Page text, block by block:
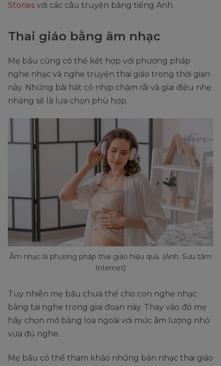
Stories với các câu truyện bằng tiếng Anh.
Thai giáo bằng âm nhạc
Mẹ bầu cũng có thể kết hợp với phương pháp
nghe nhạc và nghe truyện thai giáo trong thời gian
này. Những bài hát có nhịp chậm rãi và giai điệu nhẹ
nhàng sẽ là lựa chọn phù hợp.
Âm nhạc là phương pháp thai giáo hiệu quả. (Ảnh: Sưu tầm
Internet)
Tuy nhiên mẹ bầu chưa thể cho con nghe nhạc
bằng tai nghe trong giai đoạn này. Thay vào đó mẹ
hãy chọn mở bằng loa ngoài với mức âm lượng nhỏ
vừa đủ nghe.
Mẹ bầu có thể tham khảo những bản nhạc thai giáo